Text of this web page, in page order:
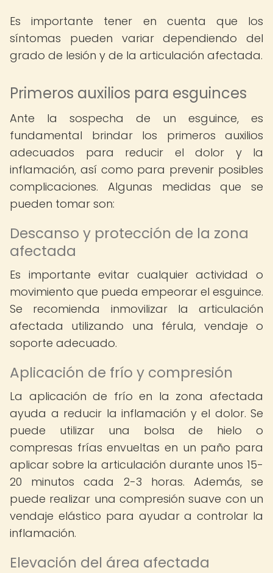
Es importante tener en cuenta que los
síntomas pueden variar dependiendo del
grado de lesión y de la articulación afectada.
Primeros auxilios para esguinces
Ante la sospecha de un esguince, es
fundamental brindar los primeros auxilios
adecuados para reducir el dolor y la
inflamación, así como para prevenir posibles
complicaciones. Algunas medidas que se
pueden tomar son:
Descanso y protección de la zona
afectada
Es importante evitar cualquier actividad o
movimiento que pueda empeorar el esguince.
Se recomienda inmovilizar la articulación
afectada utilizando una férula, vendaje o
soporte adecuado.
Aplicación de frío y compresión
La aplicación de frío en la zona afectada
ayuda a reducir la inflamación y el dolor. Se
puede utilizar una bolsa de hielo o
compresas frías envueltas en un paño para
aplicar sobre la articulación durante unos 15-
20 minutos cada 2-3 horas. Además, se
puede realizar una compresión suave con un
vendaje elástico para ayudar a controlar la
inflamación.
Elevación del área afectada